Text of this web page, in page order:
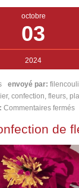
octobre
03
2024
envoyé par:
, confection, fleurs,
Commentaires fermés
de